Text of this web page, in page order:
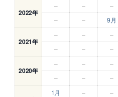
2022年
– – –
–
– 9月
2021年
– – –
–
– –
2020年
– – –
–
– –
1月 – –